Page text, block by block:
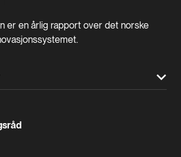
er en årlig rapport over det norske